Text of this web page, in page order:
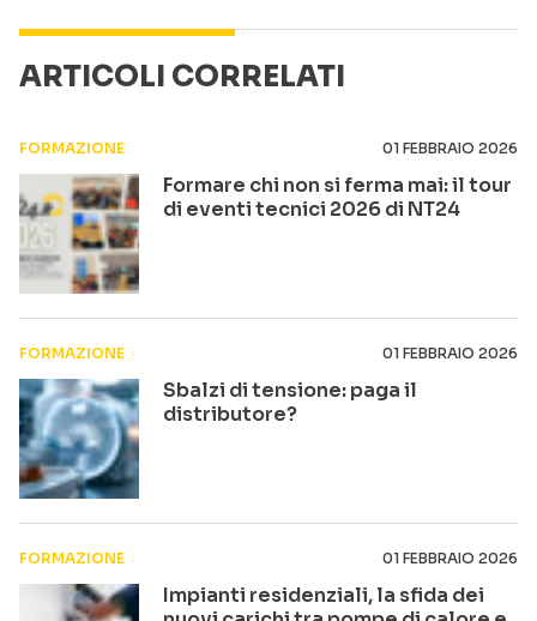
ARTICOLI CORRELATI
FORMAZIONE 01 FEBBRAIO 2026
Formare chi non si ferma mai: il tour
di eventi tecnici 2026 di NT24
FORMAZIONE 01 FEBBRAIO 2026
Sbalzi di tensione: paga il
distributore?
FORMAZIONE 01 FEBBRAIO 2026
Impianti residenziali, la sfida dei